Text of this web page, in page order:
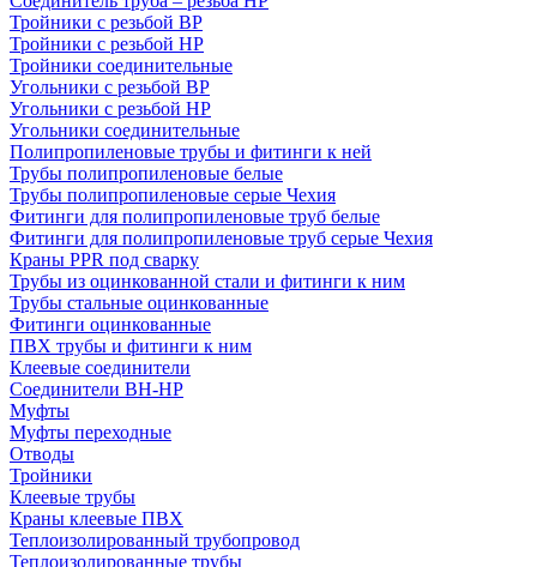
Тройники с резьбой ВР
Тройники с резьбой НР
Тройники соединительные
Угольники с резьбой ВР
Угольники с резьбой НР
Угольники соединительные
Полипропиленовые трубы и фитинги к ней
Трубы полипропиленовые белые
Трубы полипропиленовые серые Чехия
Фитинги для полипропиленовые труб белые
Фитинги для полипропиленовые труб серые Чехия
Краны PPR под сварку
Трубы из оцинкованной стали и фитинги к ним
Трубы стальные оцинкованные
Фитинги оцинкованные
ПВХ трубы и фитинги к ним
Клеевые соединители
Соединители ВН-НР
Муфты
Муфты переходные
Отводы
Тройники
Клеевые трубы
Краны клеевые ПВХ
Теплоизолированный трубопровод
Теплоизолированные трубы